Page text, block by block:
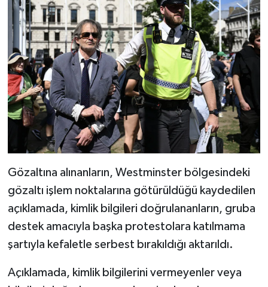
Gözaltına alınanların, Westminster bölgesindeki
gözaltı işlem noktalarına götürüldüğü kaydedilen
açıklamada, kimlik bilgileri doğrulananların, gruba
destek amacıyla başka protestolara katılmama
şartıyla kefaletle serbest bırakıldığı aktarıldı.
Açıklamada, kimlik bilgilerini vermeyenler veya